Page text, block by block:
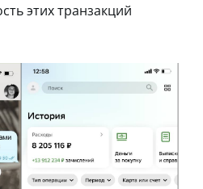
этих транзакций